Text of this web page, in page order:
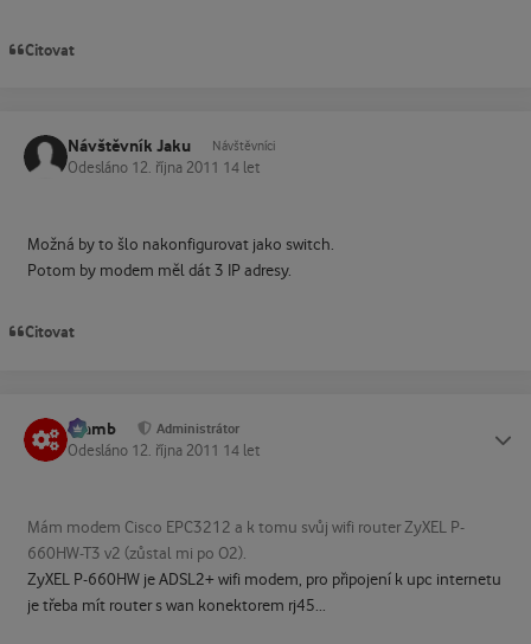
Citovat
Návštěvník Jaku Návštěvníci
Odesláno 12. října 2011 14 let
Možná by to šlo nakonfigurovat jako switch.
Potom by modem měl dát 3 IP adresy.
Citovat
Slamb Administrátor
Odesláno 12. října 2011 14 let
Mám modem Cisco EPC3212 a k tomu svůj wifi router ZyXEL P-
660HW-T3 v2 (zůstal mi po O2).
ZyXEL P-660HW je ADSL2+ wifi modem, pro připojení k upc internetu
je třeba mít router s wan konektorem rj45...